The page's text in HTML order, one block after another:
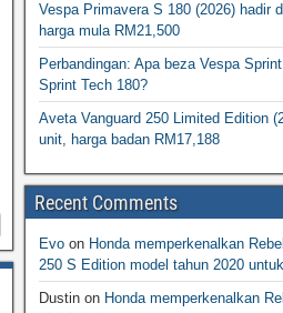
Vespa Primavera S 180 (2026) hadir
harga mula RM21,500
Perbandingan: Apa beza Vespa
Sprint Tech 180?
Aveta Vanguard 250 Limited Edition
unit, harga badan RM17,188
Recent Comments
Evo on Honda memperkenalkan
250 S Edition model tahun 2020
Dustin on Honda memperkenalkan